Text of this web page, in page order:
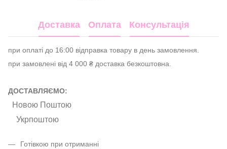
Доставка Оплата Консультація
при оплаті до 16:00 відправка товару в день замовлення.
при замовлені від 4 000 ₴ доставка безкоштовна.
ДОСТАВЛЯЄМО:
Новою Поштою
Укрпоштою
Готівкою при отриманні